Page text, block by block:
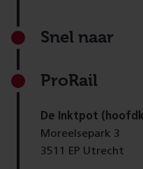
Footer
Snel naar
ProRail
De Inktpot
Moreelsepark 3
3511 EP Utrecht